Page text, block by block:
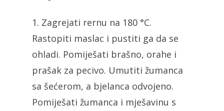
1. Zagrejati rernu na 180 °C.
Rastopiti maslac i pustiti ga da se
ohladi. Pomiješati brašno, orahe i
prašak za pecivo. Umutiti žumanca
sa šećerom, a bjelanca odvojeno.
Pomiješati žumanca i mješavinu s